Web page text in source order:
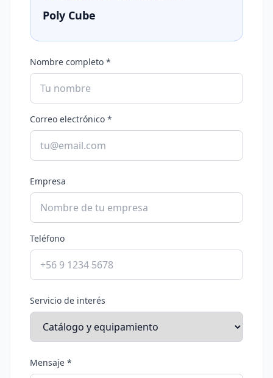
Poly Cube
Nombre completo *
Correo electrónico *
Empresa
Teléfono
Servicio de interés
Mensaje *